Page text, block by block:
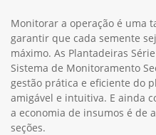
Monitorar a operação é uma
garantir que cada semente
máximo. As Plantadeiras
Sistema de Monitoramento
gestão prática e eficiente do
amigável e intuitiva. E ainda
a economia de insumos é de
seções.